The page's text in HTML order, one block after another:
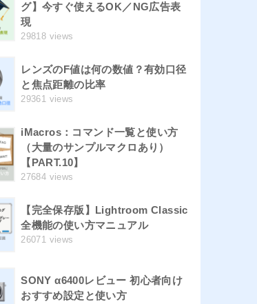
グ】今すぐ使えるOK／NG広告表
現
29818 views
レンズのF値は何の数値？有効口径
と焦点距離の比率
29361 views
iMacros：コマンド一覧と使い方
（大量のサンプルマクロあり）
【PART.10】
27684 views
【完全保存版】Lightroom Classic
全機能の使い方マニュアル
26071 views
SONY α6400レビュー 初心者向け
おすすめ設定と使い方